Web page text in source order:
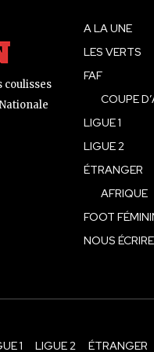
coulisses
A LA UNE
LES VERTS
FAF
COUPE
LIGUE 1
LIGUE 2
ÉTRANGER
AFRIQUE
FOOT
NOUS ÉCRIRE
1 LIGUE 2 ÉTRANGER